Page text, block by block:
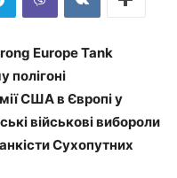
Europe Tank
полігоні
США в Європі у
військові вибороли
Сухопутних